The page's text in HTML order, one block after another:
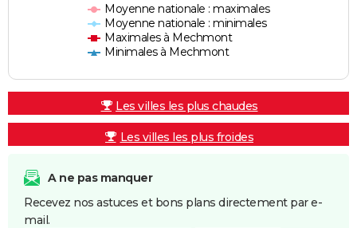
Moyenne nationale : maximales
Moyenne nationale : minimales
Maximales à Mechmont
Minimales à Mechmont
Les villes les plus chaudes
Les villes les plus froides
A ne pas manquer
Recevez nos astuces et bons plans directement par e-
mail.